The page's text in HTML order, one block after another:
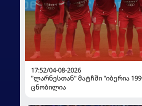
17:52/04-08-2026
"ლარნესთან" მატჩში "იბერია
ცნობილია